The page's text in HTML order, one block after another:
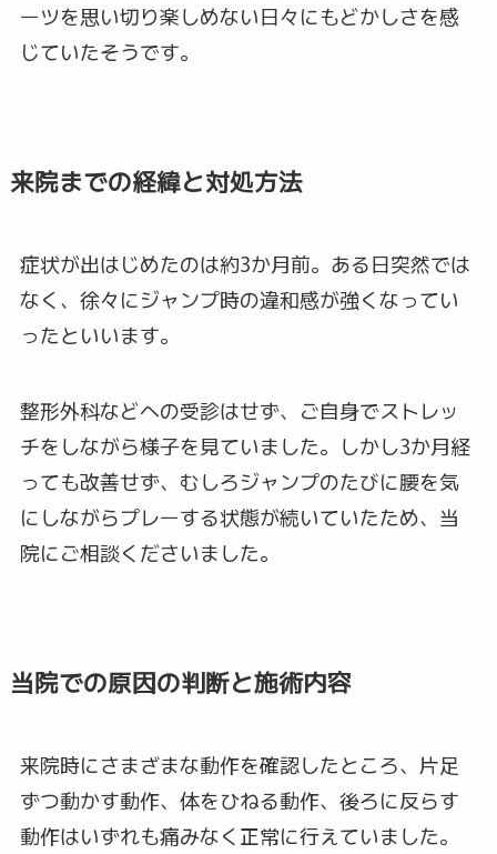
ーツを思い切り楽しめない日々にもどかしさを感
じていたそうです。
来院までの経緯と対処方法
症状が出はじめたのは約3か月前。ある日突然では
なく、徐々にジャンプ時の違和感が強くなってい
ったといいます。
整形外科などへの受診はせず、ご自身でストレッ
チをしながら様子を見ていました。しかし3か月経
っても改善せず、むしろジャンプのたびに腰を気
にしながらプレーする状態が続いていたため、当
院にご相談くださいました。
当院での原因の判断と施術内容
来院時にさまざまな動作を確認したところ、片足
ずつ動かす動作、体をひねる動作、後ろに反らす
動作はいずれも痛みなく正常に行えていました。